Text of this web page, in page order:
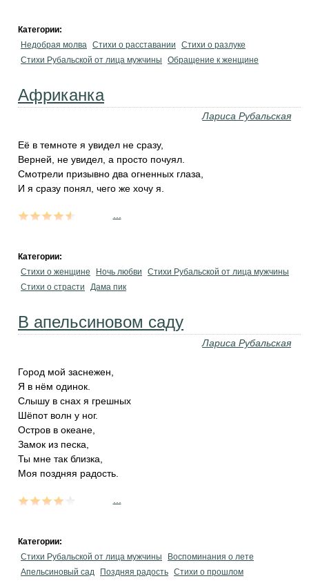
Категории:
Недобрая молва Стихи о расставании
Стихи о разлуке
Стихи Рубальской от лица мужчины
Обращение к женщине
Африканка
Лариса Рубальская
Её в темноте я увидел не сразу,
Верней, не увидел, а просто почуял.
Смотрели призывно два огненных глаза,
И я сразу понял, чего же хочу я.
Категории:
Стихи о женщине
Ночь любви
Стихи Рубальской от лица мужчины
Стихи о страсти
Дама пик
В апельсиновом саду
Лариса Рубальская
Город мой заснежен,
Я в нём одинок.
Слышу в снах я грешных
Шёпот волн у ног.
Остров в океане,
Замок из песка,
Ты мне так близка,
Моя поздняя радость.
Категории:
Стихи Рубальской от лица мужчины
Воспоминания о лете
Апельсиновый сад
Поздняя радость Стихи о прошлом